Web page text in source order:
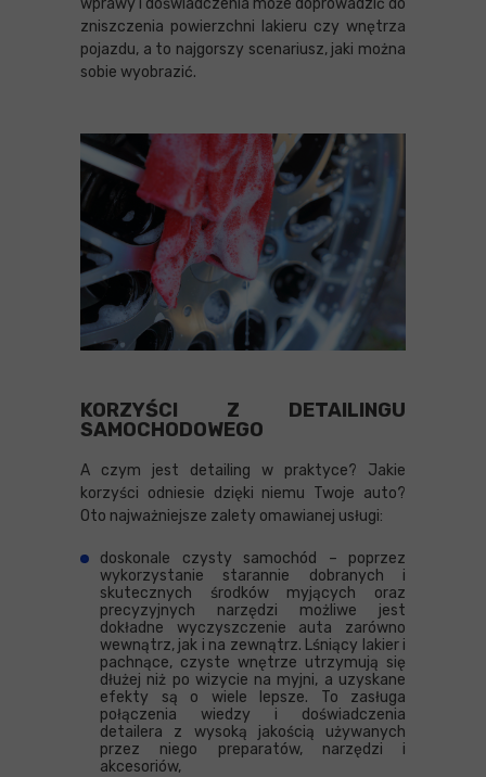
wprawy i doświadczenia może doprowadzić do
zniszczenia powierzchni lakieru czy wnętrza
pojazdu, a to najgorszy scenariusz, jaki można
sobie wyobrazić.
KORZYŚCI Z DETAILINGU
SAMOCHODOWEGO
A czym jest detailing w praktyce? Jakie
korzyści odniesie dzięki niemu Twoje auto?
Oto najważniejsze zalety omawianej usługi:
doskonale czysty samochód – poprzez
wykorzystanie starannie dobranych i
skutecznych środków myjących oraz
precyzyjnych narzędzi możliwe jest
dokładne wyczyszczenie auta zarówno
wewnątrz, jak i na zewnątrz. Lśniący lakier i
pachnące, czyste wnętrze utrzymują się
dłużej niż po wizycie na myjni, a uzyskane
efekty są o wiele lepsze. To zasługa
połączenia wiedzy i doświadczenia
detailera z wysoką jakością używanych
przez niego preparatów, narzędzi i
akcesoriów,